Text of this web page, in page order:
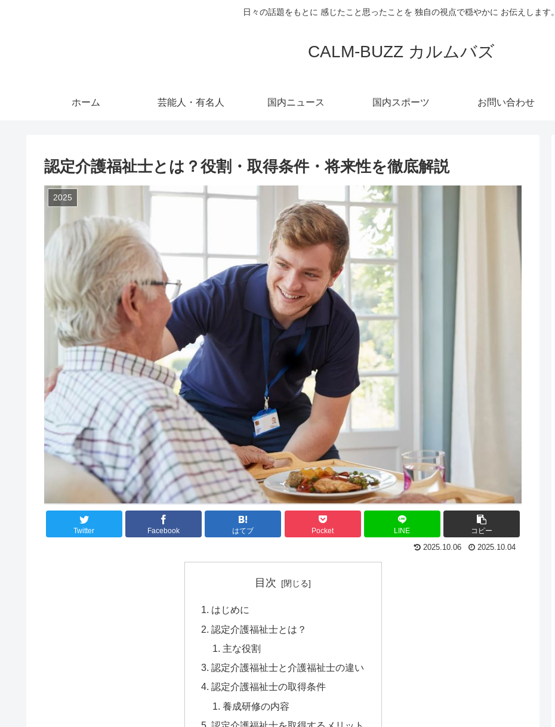
日々の話題をもとに 感じたこと思ったことを 独自の視点で穏やかに お伝えします。
CALM-BUZZ カルムバズ
ホーム 芸能人・有名人 国内ニュース 国内スポーツ お問い合わせ
認定介護福祉士とは？役割・取得条件・将来性を徹底解説
2025
Twitter Facebook はてブ Pocket LINE コピー
2025.10.06 2025.10.04
目次
はじめに
認定介護福祉士とは？
主な役割
認定介護福祉士と介護福祉士の違い
認定介護福祉士の取得条件
養成研修の内容